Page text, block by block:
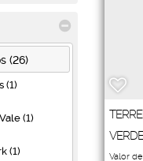
(26)
(1)
(1)
(1)
VERDE
Valor